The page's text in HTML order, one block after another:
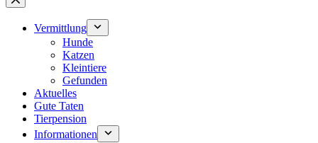
Vermittlung
Hunde
Katzen
Kleintiere
Gefunden
Aktuelles
Gute Taten
Tierpension
Informationen